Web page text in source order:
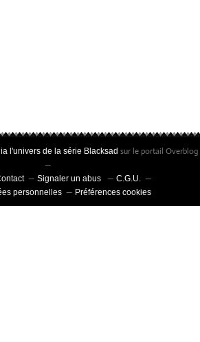
l'univers de la série Blacksad sur le portail Overblog
Signaler un abus
C.G.U.
personnelles
Préférences cookies